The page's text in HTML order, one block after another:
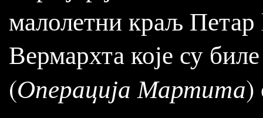
малолетни краљ
Вермархта које су
(Операција Мартита)